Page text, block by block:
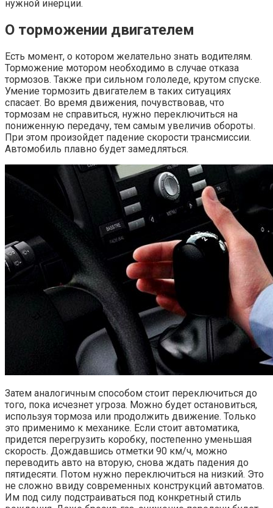
нужной инерции.
О торможении двигателем
Есть момент, о котором желательно знать водителям.
Торможение мотором необходимо в случае отказа
тормозов. Также при сильном гололеде, крутом спуске.
Умение тормозить двигателем в таких ситуациях
спасает. Во время движения, почувствовав, что
тормозам не справиться, нужно переключиться на
пониженную передачу, тем самым увеличив обороты.
При этом произойдет падение скорости трансмиссии.
Автомобиль плавно будет замедляться.
Затем аналогичным способом стоит переключиться до
того, пока исчезнет угроза. Можно будет остановиться,
используя тормоза или продолжить движение. Только
это применимо к механике. Если стоит автоматика,
придется перегрузить коробку, постепенно уменьшая
скорость. Дождавшись отметки 90 км/ч, можно
переводить авто на вторую, снова ждать падения до
пятидесяти. Потом нужно переключиться на низкий. Это
не сложно ввиду современных конструкций автоматов.
Им под силу подстраиваться под конкретный стиль